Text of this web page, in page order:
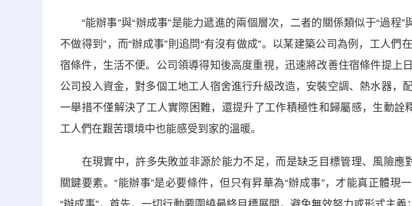
“能辦事”與“辦成事”是能力遞進的兩個層次，二者的關係類似于“過程”與
不做得到”，而“辦成事”則追問“有沒有做成”。以某建築公司為例，工人們
宿條件，生活不便。公司領導得知後高度重視，迅速將改善住宿條件提上
公司投入資金，對多個工地工人宿舍進行升級改造，安裝空調、熱水器，
一舉措不僅解決了工人實際困難，還提升了工作積極性和歸屬感，生動詮
工人們在艱苦環境中也能感受到家的溫暖。
在現實中，許多失敗並非源於能力不足，而是缺乏目標管理、風險應
關鍵要素。“能辦事”是必要條件，但只有昇華為“辦成事”，才能真正體現